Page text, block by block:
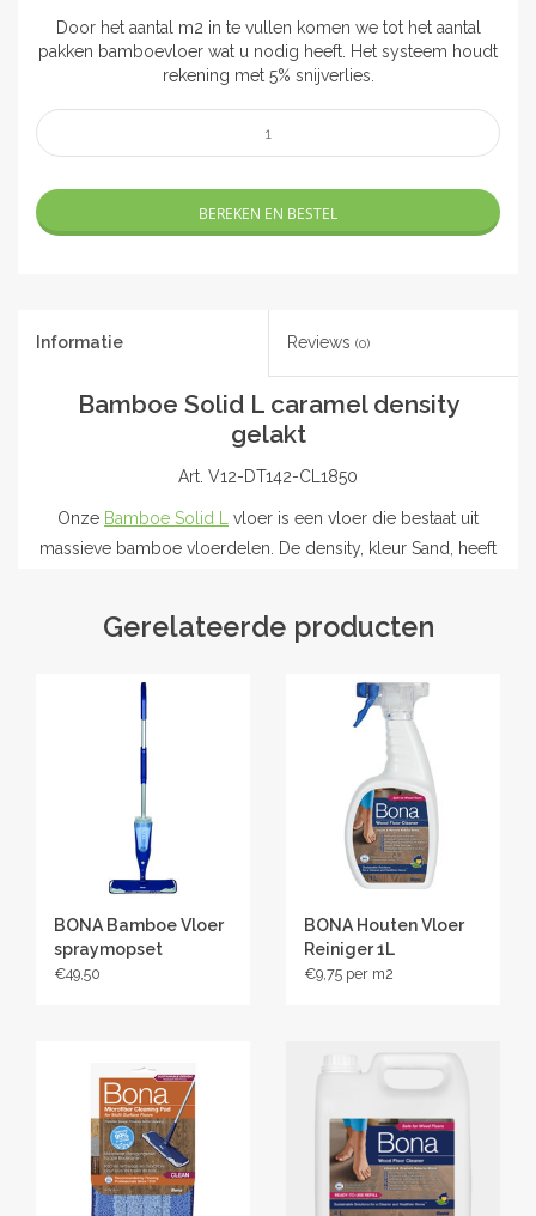
Door het aantal m2 in te vullen komen we tot het aantal
pakken bamboevloer wat u nodig heeft. Het systeem houdt
rekening met 5% snijverlies.
BEREKEN EN BESTEL
Informatie Reviews (0)
Bamboe Solid L caramel density
gelakt
Art. V12-DT142-CL1850
Onze Bamboe Solid L
vloer is een vloer die bestaat uit
massieve bamboe vloerdelen. De density, kleur Sand, heeft
keuze wilt maken voor het milieu, maar niet houdt van de
unieke patroon doordat de bamboe strips die na splijten
van de stam ontstaan, worden samengeperst en gelijmd. De
knopen van de bamboe blijven hierbij subtiel zichtbaar,
maar zijn niet overheersend. Daarna wordt deze
fabrieksmatig afgewerkt met een matte Bona lak, waardoor
deze mooie donkere warme kleur ontstaat. Een echte
eyecatcher in uw interieur! De vloerdelen van de Solid L zijn
grootste planken in onze collectie massieve bamboe
De hardheid van onze
is hoger dan van de
meeste traditionele houtsoorten. Door de fabrieksmatige
afwerking met de hoogwaardige lakken van Bona, wordt dit
alleen nog maar versterkt. Hierdoor is de vloer goed
Gerelateerde producten
BONA Bamboe Vloer
spraymopset
€49,50
BONA Houten Vloer
Reiniger 1L
€9,75